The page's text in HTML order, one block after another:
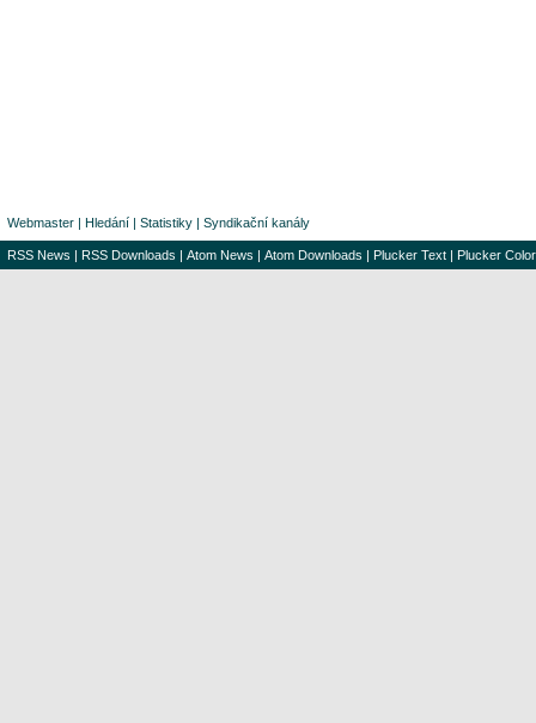
Webmaster | Hledání | Statistiky | Syndikační kanály
RSS News | RSS Downloads | Atom News | Atom Downloads | Plucker Text | Plucker Color